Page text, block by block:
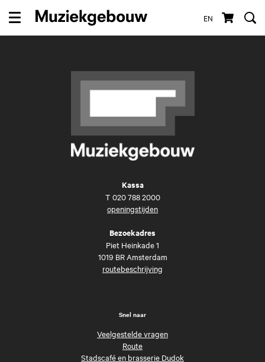
EN
Menu
Kassa
T 020 788 2000
openingstijden
Bezoekadres
Piet Heinkade 1
1019 BR Amsterdam
routebeschrijving
Snel naar
Veelgestelde vragen
Route
Stadscafé en brasserie Dudok